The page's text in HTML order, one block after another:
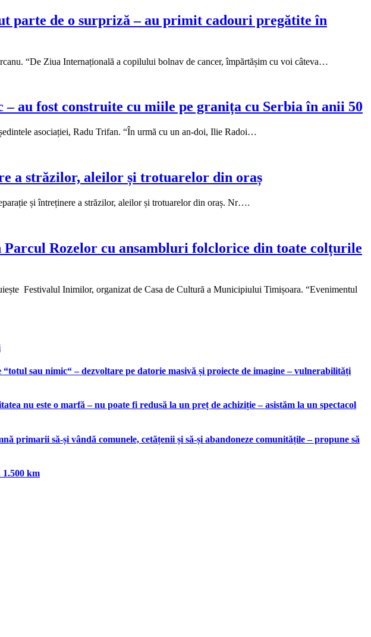
parte de o surpriză – au primit cadouri pregătite în
“De Ziua Internațională a copilului bolnav de cancer, împărtășim cu voi câteva…
au fost construite cu miile pe granița cu Serbia în anii 50
asociației, Radu Trifan. “În urmă cu un an-doi, Ilie Radoi…
a străzilor, aleilor și trotuarelor din oraș
și întreținere a străzilor, aleilor și trotuarelor din oraș. Nr….
Rozelor cu ansambluri folclorice din toate colțurile
Festivalul Inimilor, organizat de Casa de Cultură a Municipiului Timișoara. “Evenimentul
sau nimic“ – dezvoltare pe datorie masivă și proiecte de imagine – vulnerabilități
nu este o marfă – nu poate fi redusă la un preț de achiziție – asistăm la un spectacol
să-și vândă comunele, cetățenii și să-și abandoneze comunitățile – propune să
km